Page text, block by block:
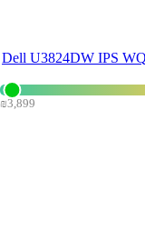
₪3,899